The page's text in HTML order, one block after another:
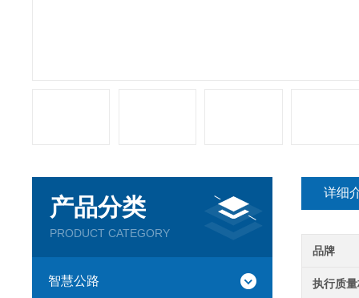
产品分类
PRODUCT CATEGORY
智慧公路
详细
品牌
执行质